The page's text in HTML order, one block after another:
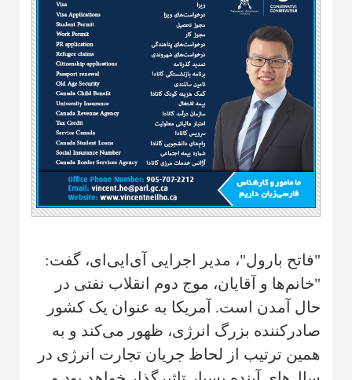
"فاتح بارول"، مدیر اجرایی آی‌ایی‌ای‌، گفت:
"خانم‌ها و آقایان، موج دوم انقلاب نفتی در
حال آمدن است. آمریکا به عنوان یک کشور
صادرکننده بزرگ انرژی، ظهور می‌کند و به
همین ترتیب از لحاظ جریان تجارت انرژی در